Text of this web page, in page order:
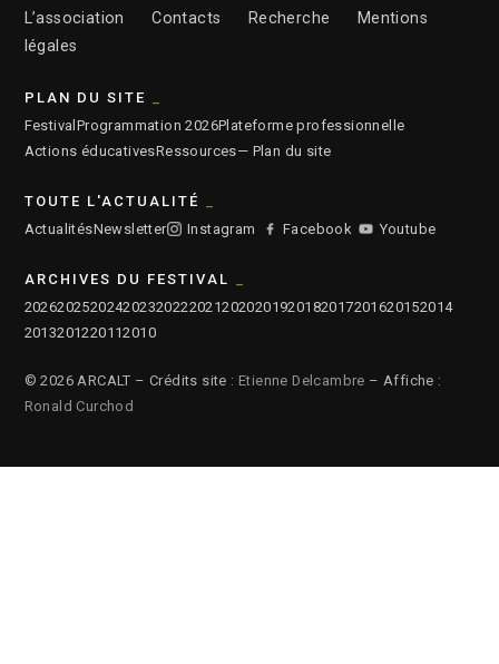
L’association
Contacts Recherche
Mentions
légales
PLAN DU SITE
Festival Programmation 2026Plateforme professionnelle
Actions éducativesRessources— Plan du site
TOUTE L'ACTUALITÉ
ActualitésNewsletter Instagram Facebook Youtube
ARCHIVES DU FESTIVAL
2026202520242023202220212020201920182017201620152014
2013201220112010
© 2026 ARCALT – Crédits site : Etienne Delcambre – Affiche :
Ronald Curchod